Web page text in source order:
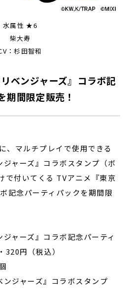
水属性 ★6
柴大寿
：杉田智和
ベンジャーズ』コラボ記
期間限定販売！
、マルチプレイで使用できる
ャーズ』コラボスタンプ（ボ
で付いてくる TVアニメ『東京
記念パーティパックを期間限
ャーズ』コラボ記念パーティ
320円（税込）
ンジャーズ』コラボスタンプ